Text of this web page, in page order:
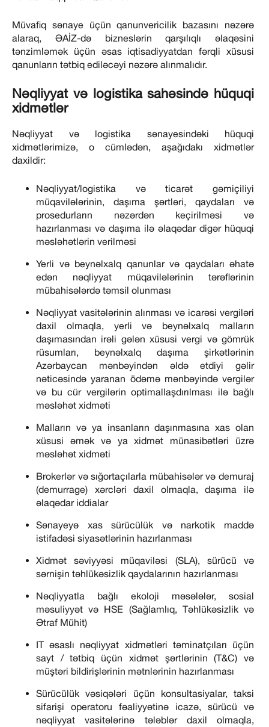
Müvafiq sənaye üçün qanunvericilik bazasını nəzərə
alaraq, ƏAİZ-də bizneslərin qarşılıqlı əlaqəsini
tənzimləmək üçün əsas iqtisadiyyatdan fərqli xüsusi
qanunların tətbiq ediləcəyi nəzərə alınmalıdır.
Nəqliyyat və logistika sahəsində hüquqi
xidmətlər
Nəqliyyat və logistika sənayesindəki hüquqi
xidmətlərimizə, o cümlədən, aşağıdakı xidmətlər
daxildir:
Nəqliyyat/logistika və ticarət gəmiçiliyi
müqavilələrinin, daşıma şərtləri, qaydaları və
prosedurların nəzərdən keçirilməsi və
hazırlanması və daşıma ilə əlaqədar digər hüquqi
məsləhətlərin verilməsi
Yerli və beynəlxalq qanunlar və qaydaları əhatə
edən nəqliyyat müqavilələrinin tərəflərinin
mübahisələrdə təmsil olunması
Nəqliyyat vasitələrinin alınması və icarəsi vergiləri
daxil olmaqla, yerli və beynəlxalq malların
daşımasından irəli gələn xüsusi vergi və gömrük
rüsumları, beynəlxalq daşıma şirkətlərinin
Azərbaycan mənbəyindən əldə etdiyi gəlir
nəticəsində yaranan ödəmə mənbəyində vergilər
və bu cür vergilərin optimallaşdırılması ilə bağlı
məsləhət xidməti
Malların və ya insanların daşınmasına xas olan
xüsusi əmək və ya xidmət münasibətləri üzrə
məsləhət xidməti
Brokerlər və sığortaçılarla mübahisələr və demuraj
(demurrage) xərcləri daxil olmaqla, daşıma ilə
əlaqədar iddialar
Sənayeyə xas sürücülük və narkotik maddə
istifadəsi siyasətlərinin hazırlanması
Xidmət səviyyəsi müqaviləsi (SLA), sürücü və
sərnişin təhlükəsizlik qaydalarının hazırlanması
Nəqliyyatla bağlı ekoloji məsələlər, sosial
məsuliyyət və HSE (Sağlamlıq, Təhlükəsizlik və
Ətraf Mühit)
IT əsaslı nəqliyyat xidmətləri təminatçıları üçün
sayt / tətbiq üçün xidmət şərtlərinin (T&C) və
müştəri bildirişlərinin mətnlərinin hazırlanması
Sürücülük vəsiqələri üçün konsultasiyalar, taksi
sifarişi operatoru fəaliyyətinə icazə, sürücü və
nəqliyyat vasitələrinə tələblər daxil olmaqla,